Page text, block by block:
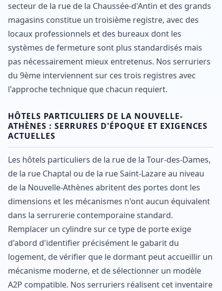
secteur de la rue de la Chaussée-d'Antin et des grands
magasins constitue un troisième registre, avec des
locaux professionnels et des bureaux dont les
systèmes de fermeture sont plus standardisés mais
pas nécessairement mieux entretenus. Nos serruriers
du 9ème interviennent sur ces trois registres avec
l'approche technique que chacun requiert.
HÔTELS PARTICULIERS DE LA NOUVELLE-
ATHÈNES : SERRURES D'ÉPOQUE ET EXIGENCES
ACTUELLES
Les hôtels particuliers de la rue de la Tour-des-Dames,
de la rue Chaptal ou de la rue Saint-Lazare au niveau
de la Nouvelle-Athènes abritent des portes dont les
dimensions et les mécanismes n'ont aucun équivalent
dans la serrurerie contemporaine standard.
Remplacer un cylindre sur ce type de porte exige
d'abord d'identifier précisément le gabarit du
logement, de vérifier que le dormant peut accueillir un
mécanisme moderne, et de sélectionner un modèle
A2P compatible. Nos serruriers réalisent cet inventaire